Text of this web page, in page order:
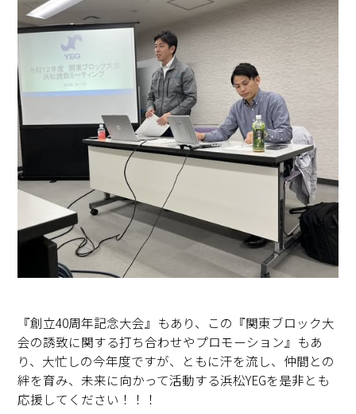
『創立40周年記念大会』もあり、この『関東ブロック大
会の誘致に関する打ち合わせやプロモーション』もあ
り、大忙しの今年度ですが、ともに汗を流し、仲間との
絆を育み、未来に向かって活動する浜松YEGを是非とも
応援してください！！！